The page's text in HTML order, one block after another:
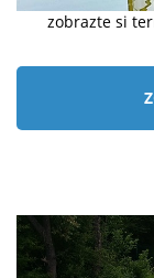
zobrazte si